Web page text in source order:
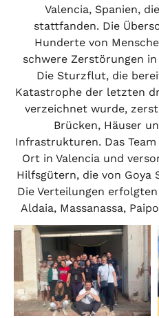
Valencia, Spanien,
stattfanden. Die
Hunderte von
schwere Zerstörungen
Die Sturzflut, die
Katastrophe der letzten
verzeichnet wurde,
Brücken, Häuser
Infrastrukturen. Das
Ort in Valencia und
Hilfsgütern, die von Goya
Die Verteilungen
Aldaia, Massanassa,